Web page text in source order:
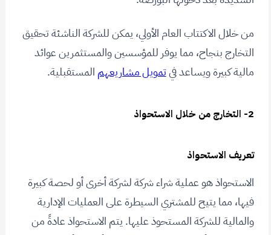
من خلال الاكتتاب العام الأولي، يمكن للشركة الناشئة تحقيق
التخارج بنجاح، مما يوفر للمؤسسين والمستثمرين عوائد
مالية كبيرة ويساعد فيتمويل مشاريعهم المستقبلية.
2- التخارج من خلال الاستحواذ
تعريف الاستحواذ
الاستحواذ هو عملية شراء شركة لشركة أخرى أو لحصة كبيرة
فيها، مما يتيح للمشتري السيطرة على العمليات الإدارية
والمالية للشركة المستحوذ عليها. يتم الاستحواذ عادةً من